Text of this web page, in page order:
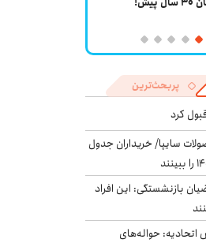
راهبرد دفاع چندلایه
پربحث‌ترین
کرد
سایپا/ خریداران جدول
بازنشستگی: این افراد
حواله‌های